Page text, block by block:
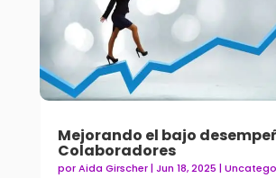
Mejorando el bajo
Colaboradores
porAida Girscher| Jun 18, 2025 |